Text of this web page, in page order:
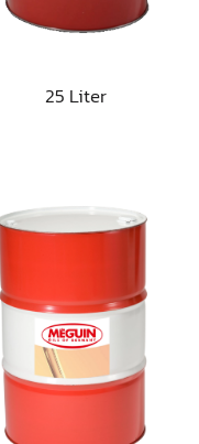
25 Liter